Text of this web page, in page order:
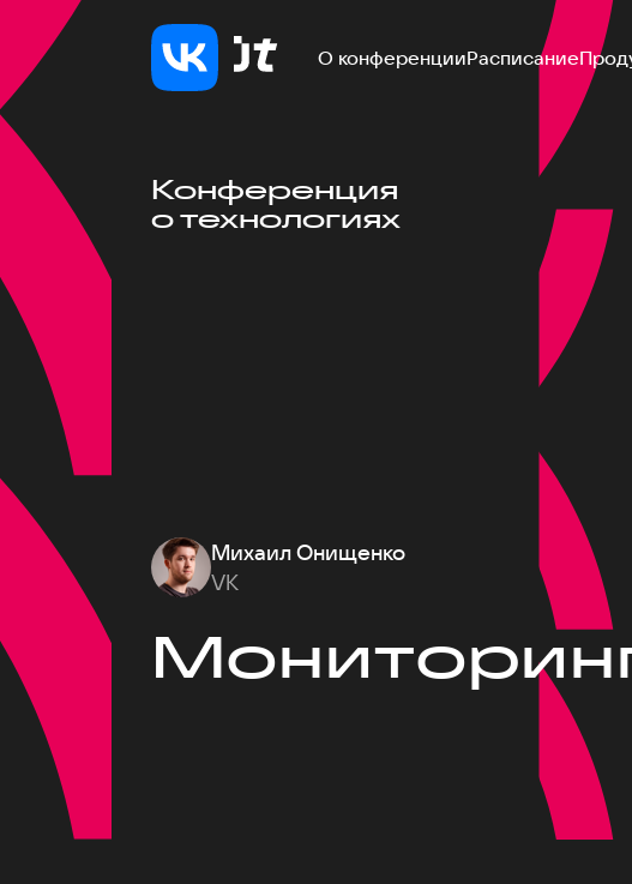
О конференцииРасписание
Конференция
о технологиях
Михаил Онищенко
VK